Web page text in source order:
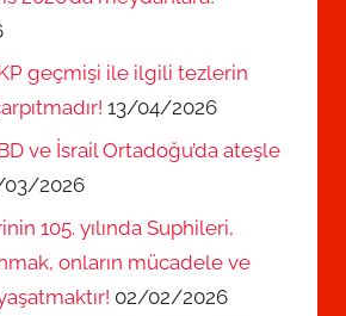
geçmişi ile ilgili tezlerin
13/04/2026
ve İsrail Ortadoğu’da ateşle
2026
105. yılında Suphileri,
onların mücadele ve
02/02/2026